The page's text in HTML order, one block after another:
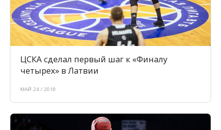
ЦСКА сделал первый шаг к «Финалу
четырех» в Латвии
МАЙ 24 / 2018